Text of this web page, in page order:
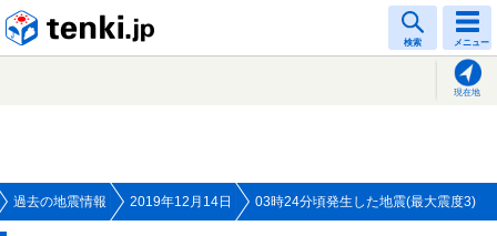
検索 メニュー
現在地
過去の地震情報 2019年12月14日 03時24分頃発生した地震(最大震度3)